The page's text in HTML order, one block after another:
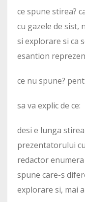
ce spune stirea?
cu gazele de sist,
si explorare si ca
esantion
ce nu spune?
sa va explic de ce:
desi e lunga
prezentatorului
redactor
spune care-s
explorare si, mai